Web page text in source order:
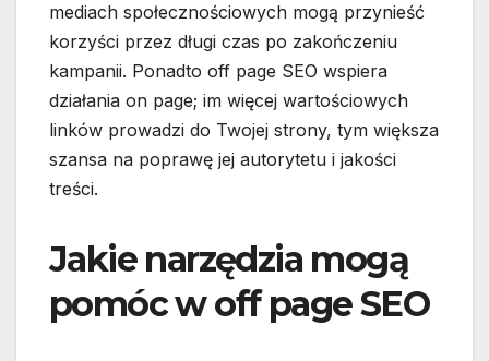
mediach społecznościowych mogą przynieść
korzyści przez długi czas po zakończeniu
kampanii. Ponadto off page SEO wspiera
działania on page; im więcej wartościowych
linków prowadzi do Twojej strony, tym większa
szansa na poprawę jej autorytetu i jakości
treści.
Jakie narzędzia mogą
pomóc w off page SEO